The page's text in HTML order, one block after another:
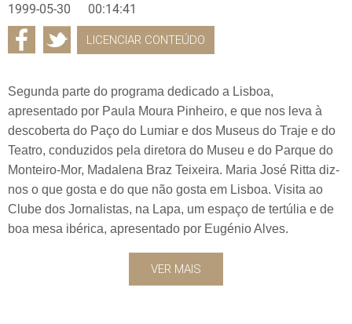
1999-05-30 00:14:41
LICENCIAR CONTEÚDO
Segunda parte do programa dedicado a Lisboa,
apresentado por Paula Moura Pinheiro, e que nos leva à
descoberta do Paço do Lumiar e dos Museus do Traje e do
Teatro, conduzidos pela diretora do Museu e do Parque do
Monteiro-Mor, Madalena Braz Teixeira. Maria José Ritta diz-
nos o que gosta e do que não gosta em Lisboa. Visita ao
Clube dos Jornalistas, na Lapa, um espaço de tertúlia e de
boa mesa ibérica, apresentado por Eugénio Alves.
VER MAIS